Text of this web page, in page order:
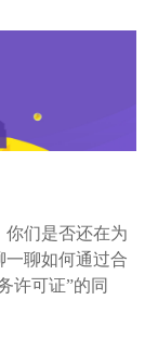
你们是否还在为
一聊如何通过合
许可证”的同